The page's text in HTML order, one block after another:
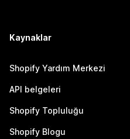
Kaynaklar
Shopify Yardım Merkezi
API belgeleri
Shopify Topluluğu
Shopify Blogu